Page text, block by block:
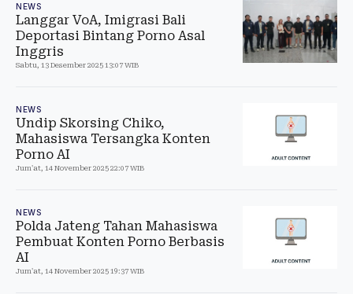
NEWS
Langgar VoA, Imigrasi Bali
Deportasi Bintang Porno Asal
Inggris
Sabtu, 13 Desember 2025 13:07 WIB
NEWS
Undip Skorsing Chiko,
Mahasiswa Tersangka Konten
Porno AI
Jum'at, 14 November 2025 22:07 WIB
NEWS
Polda Jateng Tahan Mahasiswa
Pembuat Konten Porno Berbasis
AI
Jum'at, 14 November 2025 19:37 WIB